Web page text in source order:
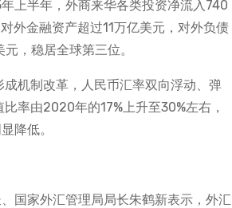
上半年，外商来华各类投资净流入740
外金融资产超过11万亿美元，对外负债
，稳居全球第三位。
机制改革，人民币汇率双向浮动、弹
率由2020年的17%上升至30%左右，
降低。
国家外汇管理局局长朱鹤新表示，外汇